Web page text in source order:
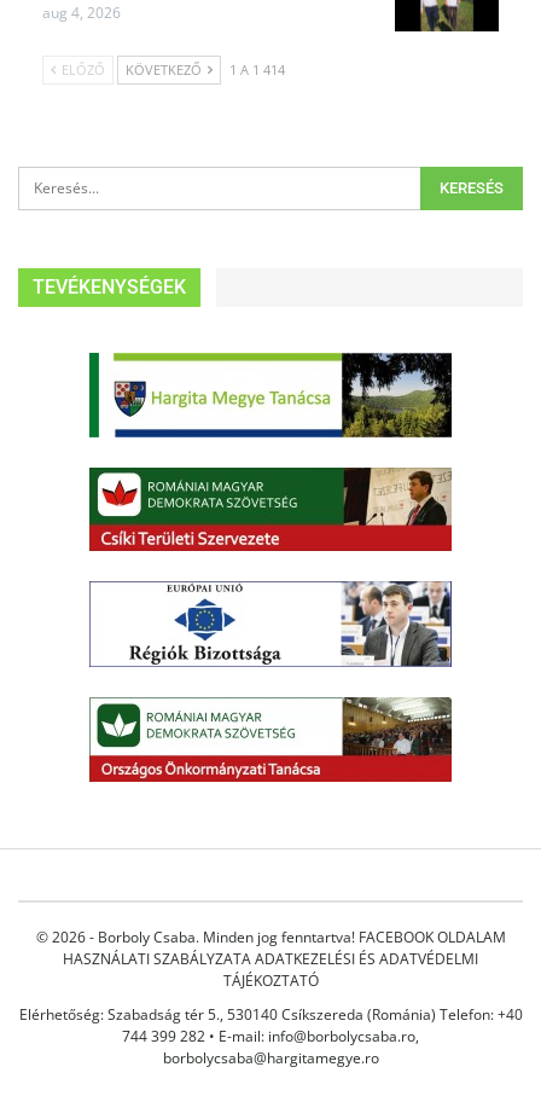
aug 4, 2026
ELŐZŐ KÖVETKEZŐ 1 A 1 414
TEVÉKENYSÉGEK
© 2026 - Borboly Csaba. Minden jog fenntartva! FACEBOOK OLDALAM
HASZNÁLATI SZABÁLYZATAADATKEZELÉSI ÉS ADATVÉDELMI
TÁJÉKOZTATÓ
Elérhetőség: Szabadság tér 5., 530140 Csíkszereda (Románia) Telefon: +40
744 399 282 • E-mail: info@borbolycsaba.ro,
borbolycsaba@hargitamegye.ro